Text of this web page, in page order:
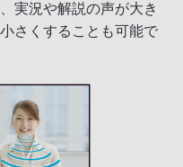
実況や解説の声が大き
さくすることも可能で